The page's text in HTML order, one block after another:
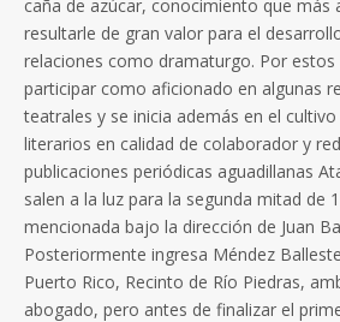
caña de azúcar, conocimiento que más
resultarle de gran valor para el
relaciones como dramaturgo. Por
participar como aficionado en algunas
teatrales y se inicia además en el
literarios en calidad de colaborador y
publicaciones periódicas aguadillanas
salen a la luz para la segunda mitad de
mencionada bajo la dirección de Juan
Posteriormente ingresa Méndez
Puerto Rico, Recinto de Río Piedras,
abogado, pero antes de finalizar el